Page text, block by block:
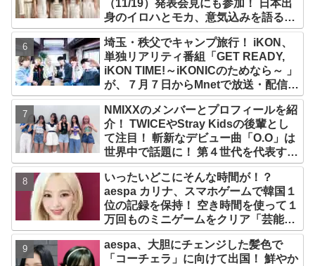
（11/19）発表会見にも参加！ 日本出
身のイロハとモカ、意気込みを語る
「ずっと夢見てたステージ…嬉しくて
光栄」
埼玉・秩父でキャンプ旅行！ iKON、
単独リアリティ番組「GET READY,
iKON TIME!～iKONICのためなら～ 」
が、７月７日からMnetで放送・配信ス
タート
NMIXXのメンバーとプロフィールを紹
介！ TWICEやStray Kidsの後輩とし
て注目！ 斬新なデビュー曲「O.O」は
世界中で話題に！ 第４世代を代表する
美女ソリュンをはじめ、全員ビジュア
ルメンバーといわれるその魅力をチェ
ック
いったいどこにそんな時間が！？
aespa カリナ、スマホゲームで韓国１
位の記録を保持！ 空き時間を使って１
万回ものミニゲームをクリア「芸能人
たちが時間がないと言っているのは全
部嘘」
aespa、大胆にチェンジした髪色で
「コーチェラ」に向けて出国！ 鮮やか